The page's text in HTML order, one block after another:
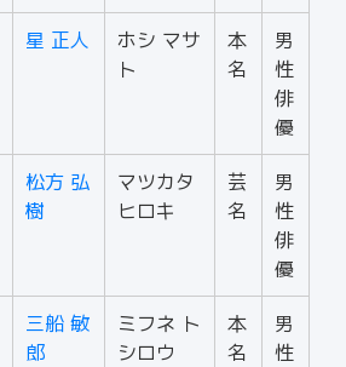
星 正人
ホシ マサ
ト
本
名
男
性
俳
優
松方 弘
樹
マツカタ
ヒロキ
芸
名
男
性
俳
優
三船 敏
郎
ミフネ ト
シロウ
本
名
男
性